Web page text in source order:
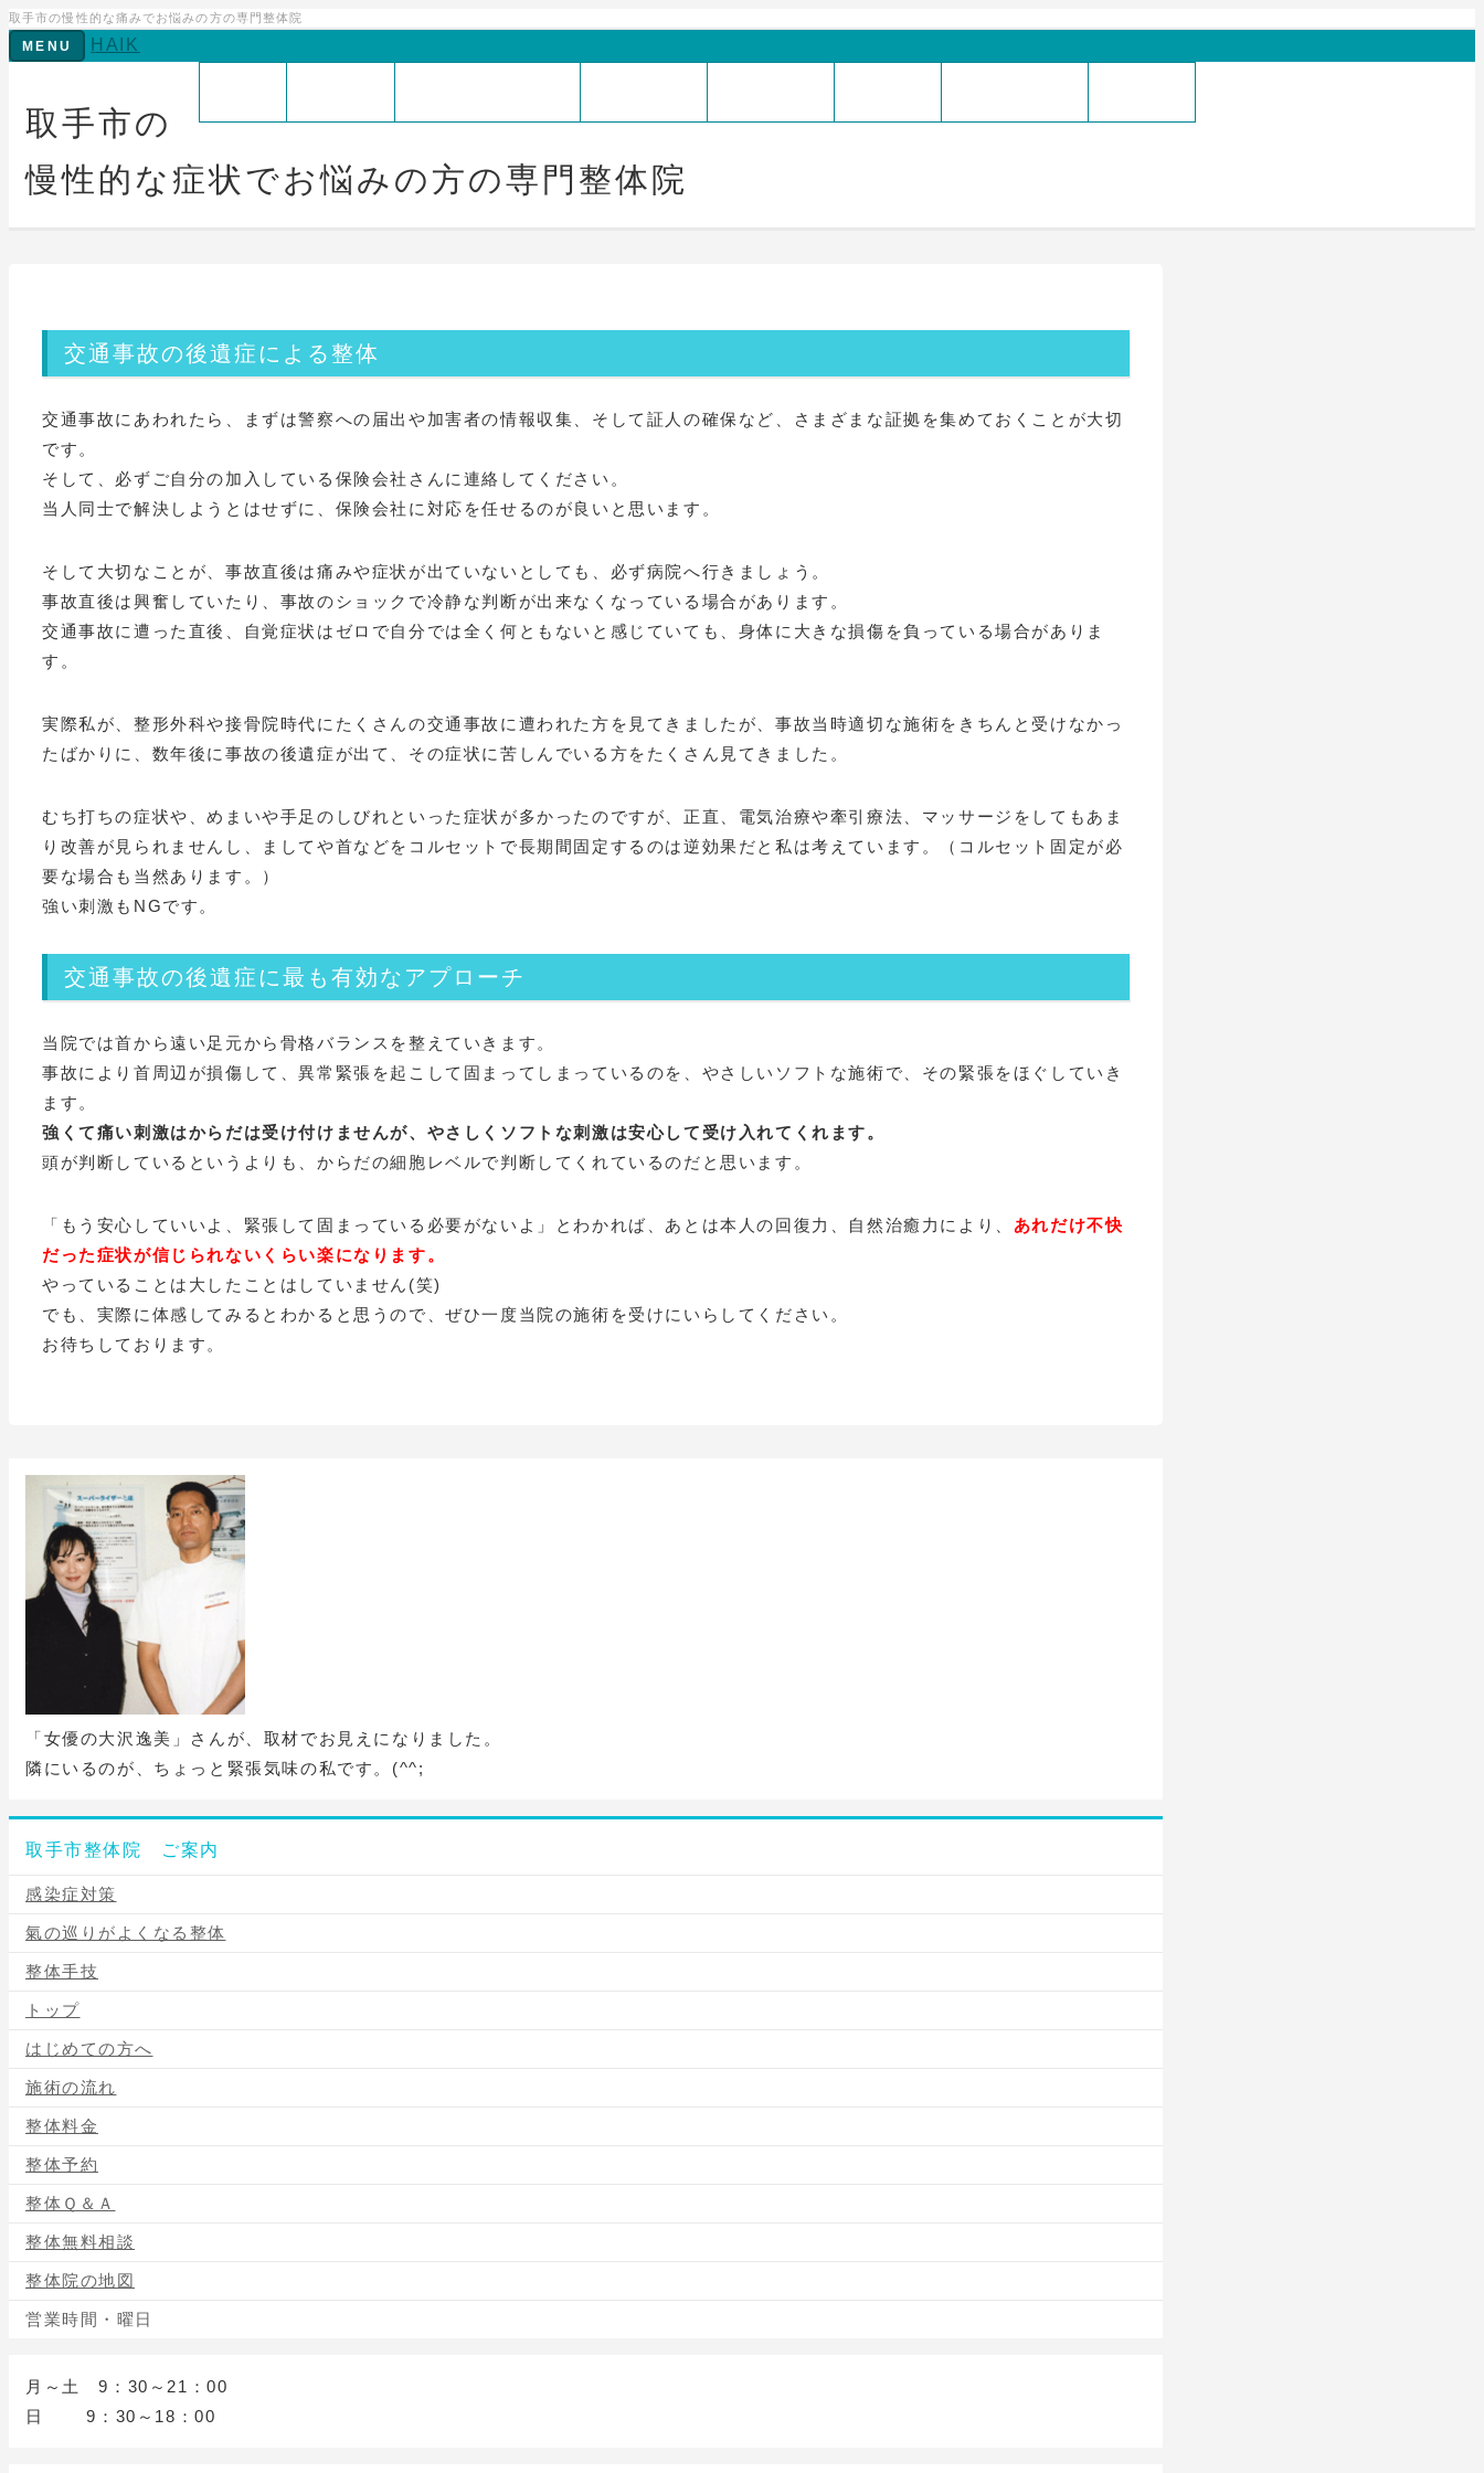
取手市の慢性的な痛みでお悩みの方の専門整体院
Toggle
navigation
MENU HAIK
取手市の
慢性的な症状でお悩みの方の専門整体院
交通事故の後遺症による整体
交通事故にあわれたら、まずは警察への届出や加害者の情報収集、そして証人の確保など、さまざまな証拠を集めておくことが大切
です。
そして、必ずご自分の加入している保険会社さんに連絡してください。
当人同士で解決しようとはせずに、保険会社に対応を任せるのが良いと思います。
そして大切なことが、事故直後は痛みや症状が出ていないとしても、必ず病院へ行きましょう。
事故直後は興奮していたり、事故のショックで冷静な判断が出来なくなっている場合があります。
交通事故に遭った直後、自覚症状はゼロで自分では全く何ともないと感じていても、身体に大きな損傷を負っている場合がありま
す。
実際私が、整形外科や接骨院時代にたくさんの交通事故に遭われた方を見てきましたが、事故当時適切な施術をきちんと受けなかっ
たばかりに、数年後に事故の後遺症が出て、その症状に苦しんでいる方をたくさん見てきました。
むち打ちの症状や、めまいや手足のしびれといった症状が多かったのですが、正直、電気治療や牽引療法、マッサージをしてもあま
り改善が見られませんし、ましてや首などをコルセットで長期間固定するのは逆効果だと私は考えています。（コルセット固定が必
要な場合も当然あります。）
強い刺激もNGです。
交通事故の後遺症に最も有効なアプローチ
当院では首から遠い足元から骨格バランスを整えていきます。
事故により首周辺が損傷して、異常緊張を起こして固まってしまっているのを、やさしいソフトな施術で、その緊張をほぐしていき
ます。
強くて痛い刺激はからだは受け付けませんが、やさしくソフトな刺激は安心して受け入れてくれます。
頭が判断しているというよりも、からだの細胞レベルで判断してくれているのだと思います。
「もう安心していいよ、緊張して固まっている必要がないよ」とわかれば、あとは本人の回復力、自然治癒力により、 あれだけ不快
だった症状が信じられないくらい楽になります。
やっていることは大したことはしていません(笑)
でも、実際に体感してみるとわかると思うので、ぜひ一度当院の施術を受けにいらしてください。
お待ちしております。
「女優の大沢逸美」さんが、取材でお見えになりました。
隣にいるのが、ちょっと緊張気味の私です。(^^;
取手市整体院 ご案内
感染症対策
氣の巡りがよくなる整体
整体手技
トップ
はじめての方へ
施術の流れ
整体料金
整体予約
整体Ｑ＆Ａ
整体無料相談
整体院の地図
営業時間・曜日
月～土 9：30～21：00
日 9：30～18：00